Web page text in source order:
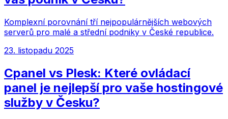
Komplexní porovnání tří nejpopulárnějších webových
serverů pro malé a střední podniky v České republice.
23. listopadu 2025
Cpanel vs Plesk: Které ovládací
panel je nejlepší pro vaše hostingové
služby v Česku?